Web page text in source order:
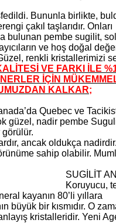
Bununla birlikte,
çakıl taşlarıdır. Onları
bulunan pembe sugilit,
ve hoş doğal
renkli kristallerimizi
VE FARKI İLE
İÇİN
KALKAR;
Quebec ve
güzel, nadir pembe
ancak oldukça
sahip olabilir.
SUGİLİT
Koruyucu,
kayanın 80’li yıllara
büyük bir kısmıdır. O
kristalleridir. Yeni